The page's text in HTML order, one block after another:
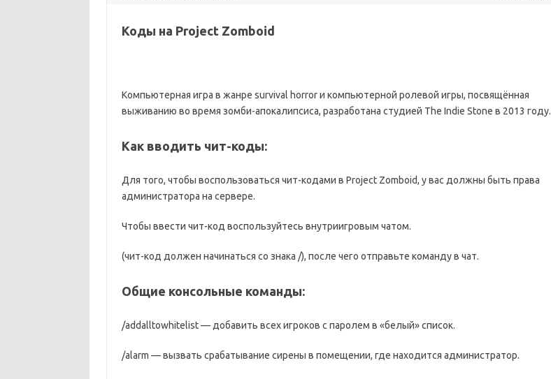
Коды на Project Zomboid
Компьютерная игра в жанре survival horror и компьютерной ролевой игры, посвящённая
выживанию во время зомби-апокалипсиса, разработана студией The Indie Stone в 2013 году.
Как вводить чит-коды:
Для того, чтобы воспользоваться чит-кодами в Project Zomboid, у вас должны быть права
администратора на сервере.
Чтобы ввести чит-код воспользуйтесь внутриигровым чатом.
(чит-код должен начинаться со знака /), после чего отправьте команду в чат.
Общие консольные команды:
/addalltowhitelist — добавить всех игроков с паролем в «белый» список.
/alarm — вызвать срабатывание сирены в помещении, где находится администратор.